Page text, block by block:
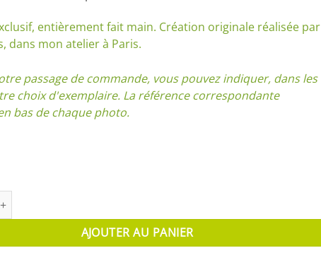
entièrement fait main. Création originale réalisée par
dans mon atelier à Paris.
passage de commande, vous pouvez indiquer, dans les
choix d'exemplaire. La référence correspondante
bas de chaque photo.
Housse Cortot
AJOUTER AU PANIER